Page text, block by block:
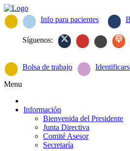
Info para pacientes
Síguenos:
Bolsa de trabajo
Menu
Información
Bienvenida del Presidente
Junta Directiva
Comité Asesor
Secretaría